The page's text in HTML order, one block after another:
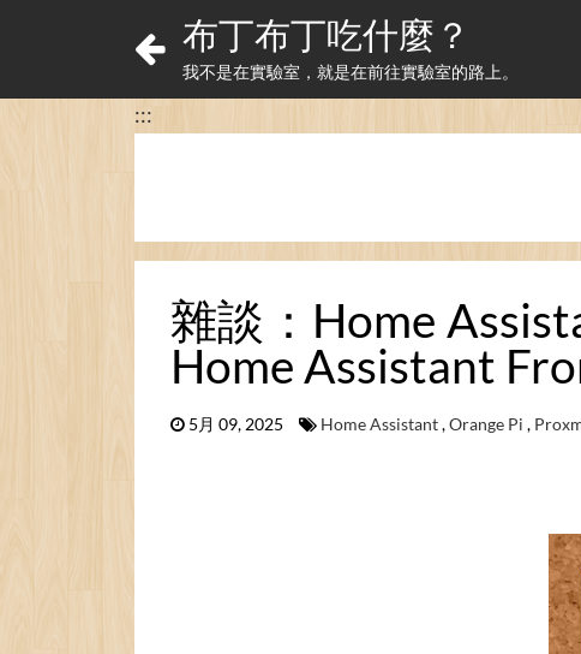
布丁布丁吃什麼？
我不是在實驗室，就是在前往實驗室的路上。
:::
雜談：Home
Home Assistant
5月 09, 2025 Home Assistant,Orange Pi ,